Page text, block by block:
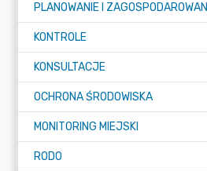
KONTROLE
KONSULTACJE
OCHRONA ŚRODOWISKA
MONITORING MIEJSKI
RODO